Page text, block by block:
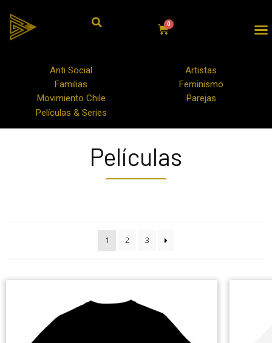
Anti Social
Artistas
Familias
Feminismo
Movimiento Chile
Parejas
Películas & Series
Películas
1 2 3